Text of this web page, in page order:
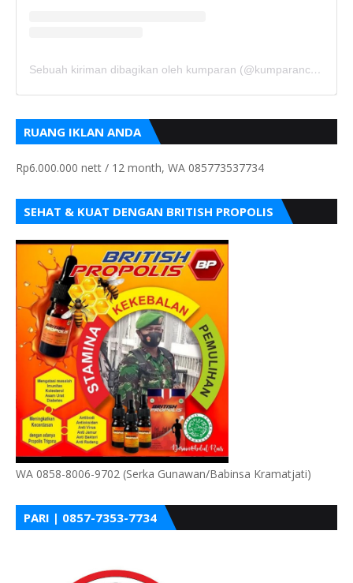
Sebuah kiriman dibagikan oleh kumparan (@kumparancom)
RUANG IKLAN ANDA
Rp6.000.000 nett / 12 month, WA 085773537734
SEHAT & KUAT DENGAN BRITISH PROPOLIS
WA 0858-8006-9702 (Serka Gunawan/Babinsa Kramatjati)
PARI | 0857-7353-7734